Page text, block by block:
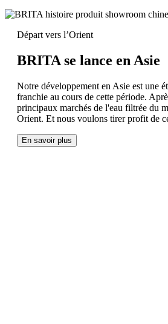
Départ vers l’Orient
BRITA se lance en Asie
Notre développement en Asie est une
franchie au cours de cette période.
principaux marchés de l'eau filtrée du
Orient. Et nous voulons tirer profit de
En savoir plus